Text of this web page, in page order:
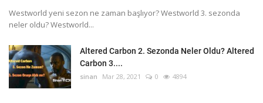
Westworld yeni sezon ne zaman başlıyor? Westworld 3. sezonda
neler oldu? Westworld...
Altered Carbon 2. Sezonda Neler Oldu? Altered
Carbon 3....
sinan Mar 28, 2021 0 4894